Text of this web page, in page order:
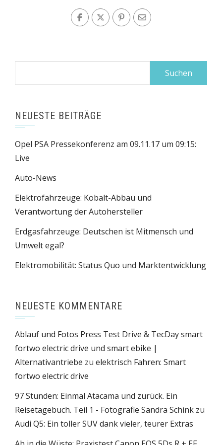
NEUESTE BEITRÄGE
Opel PSA Pressekonferenz am 09.11.17 um 09:15:
Live
Auto-News
Elektrofahrzeuge: Kobalt-Abbau und
Verantwortung der Autohersteller
Erdgasfahrzeuge: Deutschen ist Mitmensch und
Umwelt egal?
Elektromobilität: Status Quo und Marktentwicklung
NEUESTE KOMMENTARE
Ablauf und Fotos Press Test Drive & TecDay smart
fortwo electric drive und smart ebike |
Alternativantriebe zu elektrisch Fahren: Smart
fortwo electric drive
97 Stunden: Einmal Atacama und zurück. Ein
Reisetagebuch. Teil 1 - Fotografie Sandra Schink zu
Audi Q5: Ein toller SUV dank vieler, teurer Extras